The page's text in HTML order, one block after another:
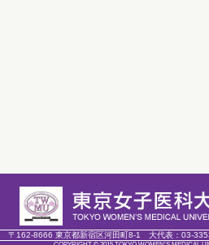
〒162-8666 東京都新宿区河田町8-1 大代表： 03-